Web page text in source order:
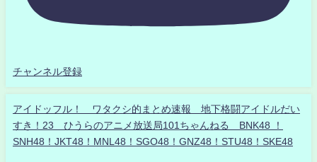
チャンネル登録
アイドッフル！ ワタクシ的まとめ速報 地下格闘アイドルだい
すき！23 ひうらのアニメ放送局101ちゃんねる BNK48 ！
SNH48！JKT48！MNL48！SGO48！GNZ48！STU48！SKE48